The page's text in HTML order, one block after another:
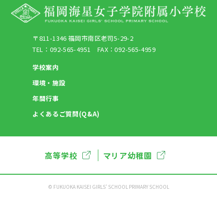
〒811-1346 福岡市南区老司5-29-2
TEL：092-565-4951 FAX：092-565-4959
学校案内
環境・施設
年間行事
よくあるご質問(Q&A)
高等学校 マリア幼稚園
©︎ FUKUOKA KAISEI GIRLS’ SCHOOL PRIMARY SCHOOL